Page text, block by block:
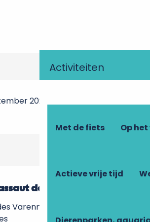
Activiteiten
Met de fiets Op
Actieve vrije tijd
2026 tot 13 september
de l'Amérique
Varennes, Parc des Varennes